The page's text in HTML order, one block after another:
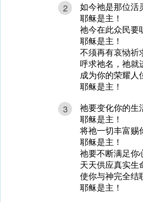
2
如今祂是那位活
耶稣是主！
祂今在此众民要
耶稣是主！
不须再有哀恸祈
呼求祂名，祂就
成为你的荣耀人
耶稣是主！
3
祂要变化你的生
耶稣是主！
将祂一切丰富赐
耶稣是主！
祂要不断满足你
天天供应真实生
使你与神完全结
耶稣是主！